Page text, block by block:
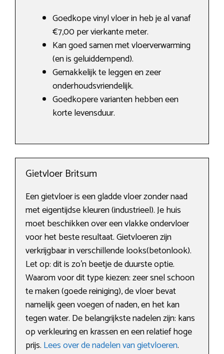
Goedkope vinyl vloer in heb je al vanaf
€7,00 per vierkante meter.
Kan goed samen met vloerverwarming
(en is geluiddempend).
Gemakkelijk te leggen en zeer
onderhoudsvriendelijk.
Goedkopere varianten hebben een
korte levensduur.
Gietvloer Britsum
Een gietvloer is een gladde vloer zonder naad
met eigentijdse kleuren (industrieel). Je huis
moet beschikken over een vlakke ondervloer
voor het beste resultaat. Gietvloeren zijn
verkrijgbaar in verschillende looks(betonlook).
Let op: dit is zo’n beetje de duurste optie.
Waarom voor dit type kiezen: zeer snel schoon
te maken (goede reiniging), de vloer bevat
namelijk geen voegen of naden, en het kan
tegen water. De belangrijkste nadelen zijn: kans
op verkleuring en krassen en een relatief hoge
prijs. Lees over de nadelen van gietvloeren.